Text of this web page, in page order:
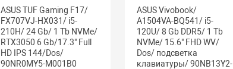
ASUS TUF Gaming F17/
FX707VJ-HX031/ i5-
210H/ 24 Gb/ 1 Tb NVMe/
RTX3050 6 Gb/17.3" Full
HD IPS 144/Dos/
90NR0MY5-M001B0
ASUS Vivobook/
A1504VA-BQ541/ i5-
120U/ 8 Gb DDR5/ 1 Tb
NVMe/ 15.6" FHD WV/
Dos/ подсветка
клавиатуры/ 90NB13Y2-